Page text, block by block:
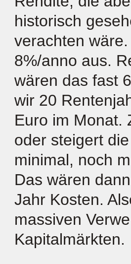
historisch
verachten
8%/anno aus.
wären das fast
wir 20
Euro im Monat.
oder steigert
minimal, noch
Das wären
Jahr Kosten.
massiven
Kapitalmärkten.